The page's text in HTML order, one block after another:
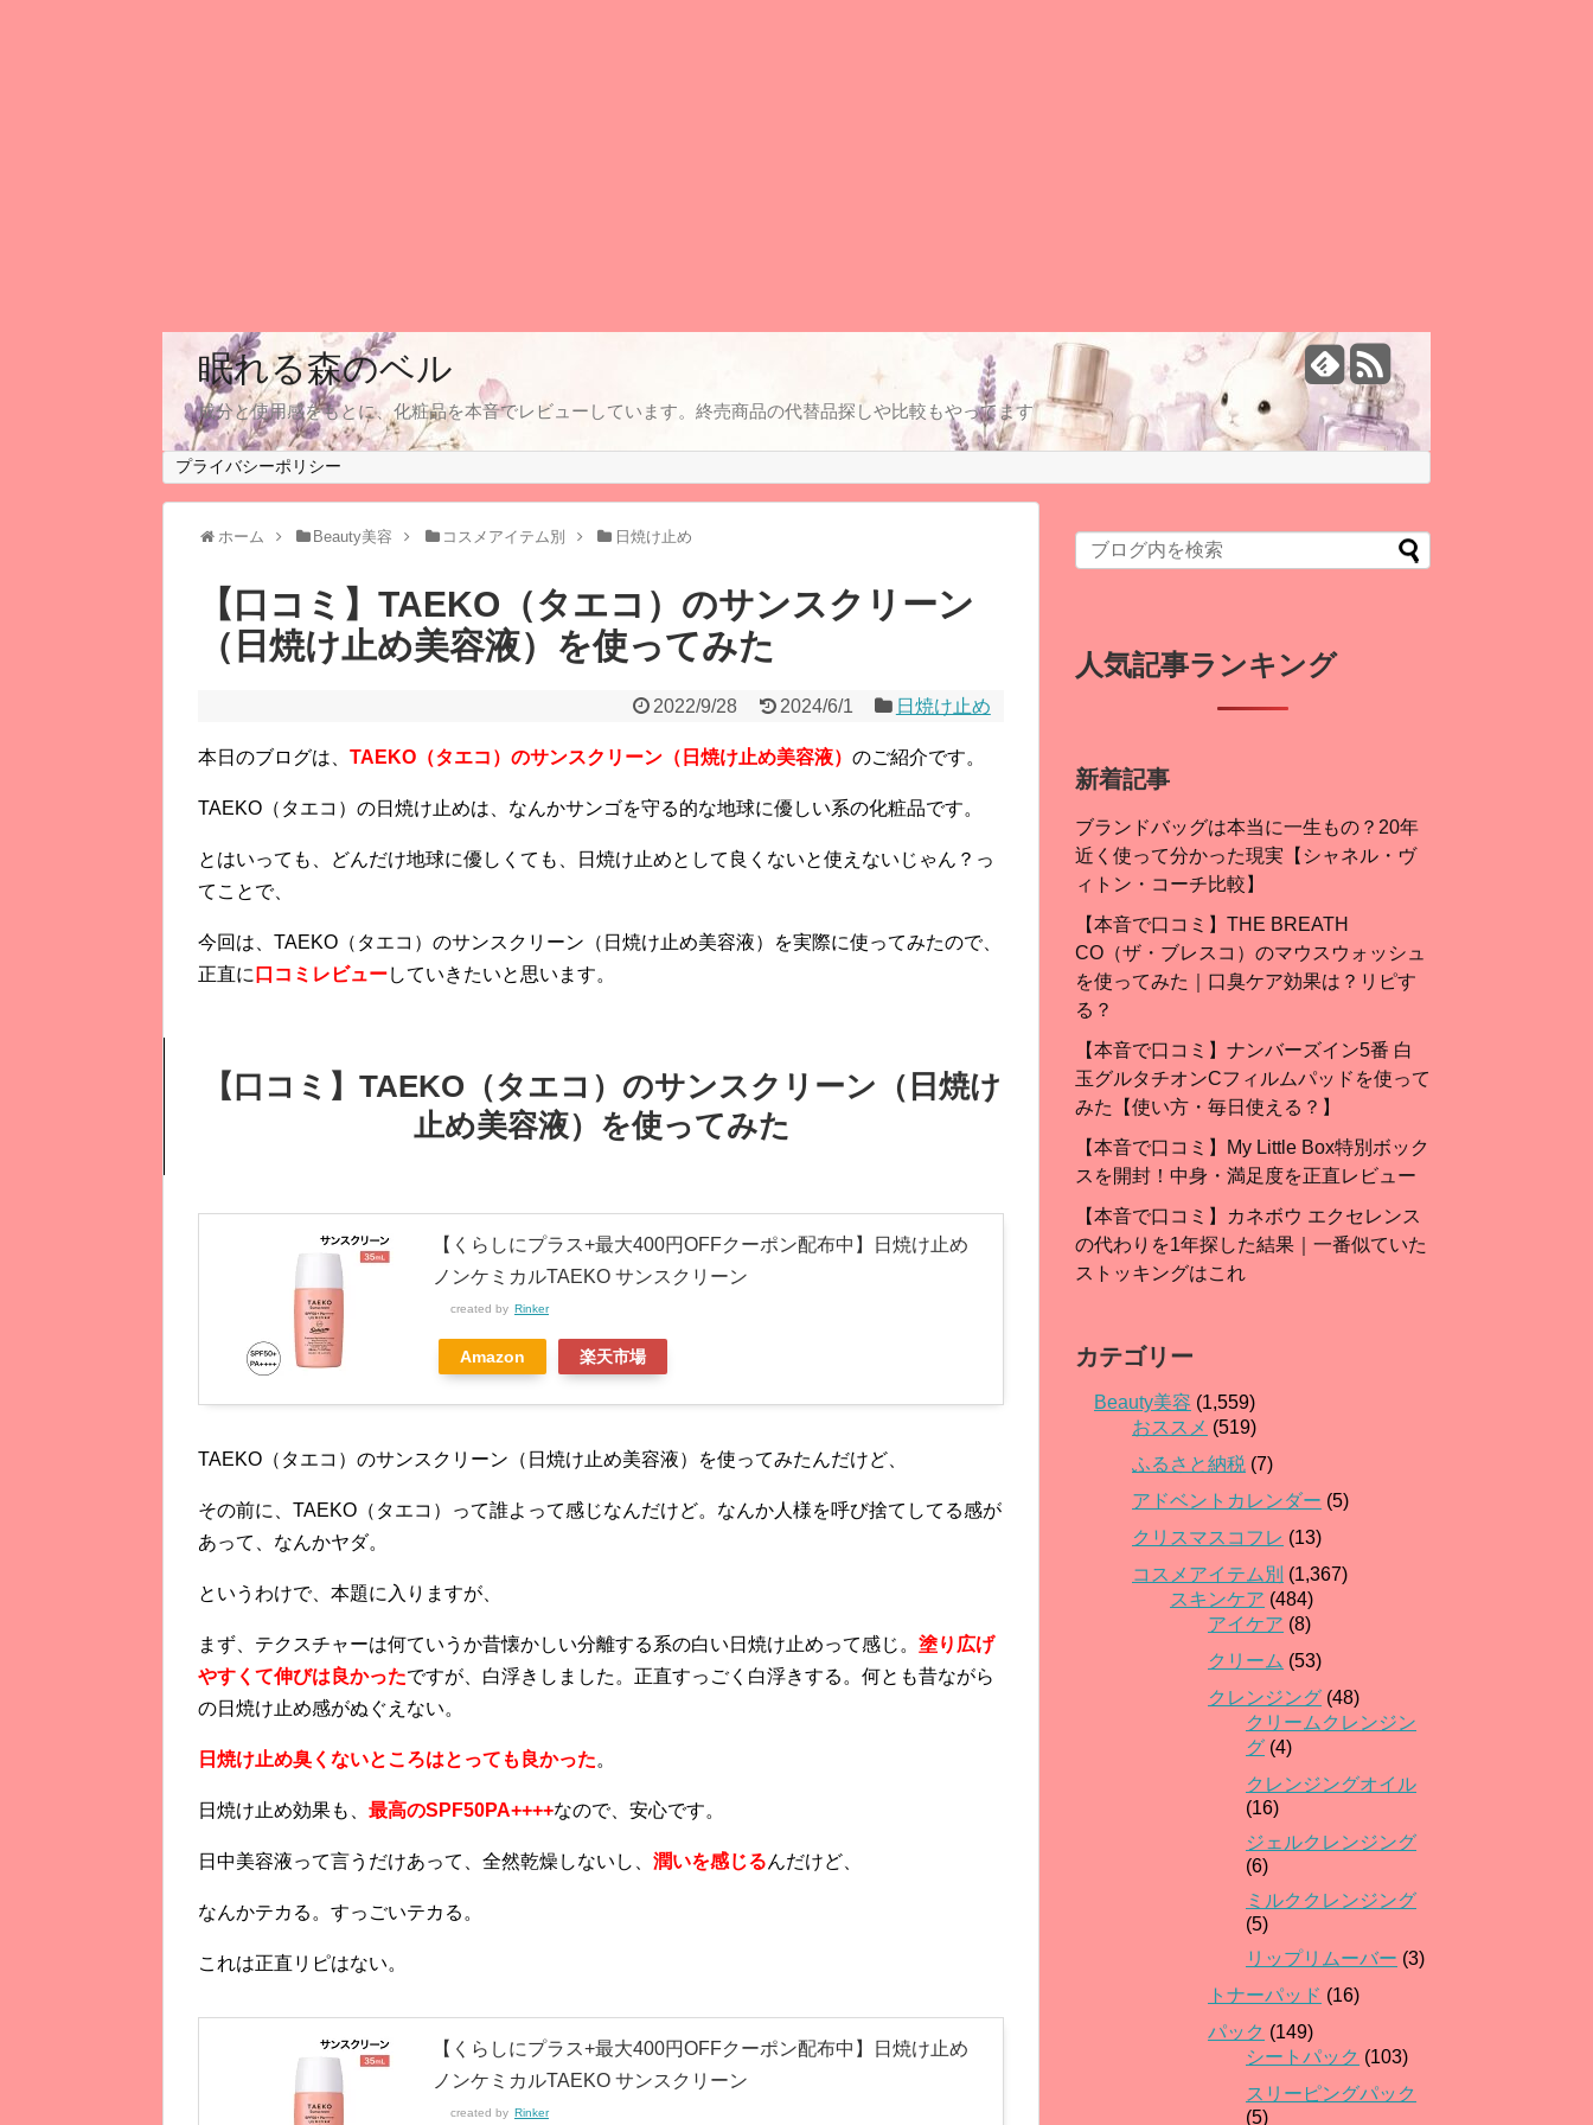
眠れる森のベル
成分と使用感をもとに、化粧品を本音でレビューしています。終売商品の代替品探しや比較もやってます
プライバシーポリシー
ホーム Beauty美容 コスメアイテム別 日焼け止め
【口コミ】TAEKO（タエコ）のサンスクリーン
（日焼け止め美容液）を使ってみた
2022/9/28 2024/6/1 日焼け止め
本日のブログは、 TAEKO（タエコ）のサンスクリーン（日焼け止め美容液） のご紹介です。
TAEKO（タエコ）の日焼け止めは、なんかサンゴを守る的な地球に優しい系の化粧品です。
とはいっても、どんだけ地球に優しくても、日焼け止めとして良くないと使えないじゃん？っ
てことで、
今回は、TAEKO（タエコ）のサンスクリーン（日焼け止め美容液）を実際に使ってみたので、
正直に 口コミレビューしていきたいと思います。
【口コミ】TAEKO（タエコ）のサンスクリーン（日焼け
止め美容液）を使ってみた
【くらしにプラス+最大400円OFFクーポン配布中】日焼け止め
ノンケミカルTAEKO サンスクリーン
created by Rinker
Amazon 楽天市場
TAEKO（タエコ）のサンスクリーン（日焼け止め美容液）を使ってみたんだけど、
その前に、TAEKO（タエコ）って誰よって感じなんだけど。なんか人様を呼び捨てしてる感が
あって、なんかヤダ。
というわけで、本題に入りますが、
まず、テクスチャーは何ていうか昔懐かしい分離する系の白い日焼け止めって感じ。 塗り広げ
やすくて伸びは良かったですが、白浮きしました。正直すっごく白浮きする。何とも昔ながら
の日焼け止め感がぬぐえない。
日焼け止め臭くないところはとっても良かった。
日焼け止め効果も、 最高のSPF50PA++++なので、安心です。
日中美容液って言うだけあって、全然乾燥しないし、 潤いを感じるんだけど、
なんかテカる。すっごいテカる。
これは正直リピはない。
【くらしにプラス+最大400円OFFクーポン配布中】日焼け止め
ノンケミカルTAEKO サンスクリーン
created by Rinker
人気記事ランキング
新着記事
ブランドバッグは本当に一生もの？20年
近く使って分かった現実【シャネル・ヴ
ィトン・コーチ比較】
【本音で口コミ】THE BREATH
CO（ザ・ブレスコ）のマウスウォッシュ
を使ってみた｜口臭ケア効果は？リピす
る？
【本音で口コミ】ナンバーズイン5番 白
玉グルタチオンCフィルムパッドを使って
みた【使い方・毎日使える？】
【本音で口コミ】My Little Box特別ボック
スを開封！中身・満足度を正直レビュー
【本音で口コミ】カネボウ エクセレンス
の代わりを1年探した結果｜一番似ていた
ストッキングはこれ
カテゴリー
Beauty美容 (1,559)
おススメ (519)
ふるさと納税 (7)
アドベントカレンダー (5)
クリスマスコフレ (13)
コスメアイテム別 (1,367)
スキンケア (484)
アイケア (8)
クリーム (53)
クレンジング (48)
クリームクレンジン
グ (4)
クレンジングオイル
(16)
ジェルクレンジング
(6)
ミルククレンジング
(5)
リップリムーバー (3)
トナーパッド (16)
パック (149)
シートパック (103)
スリーピングパック
(5)